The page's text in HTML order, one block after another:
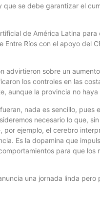
se debe garantizar el
de América Latina
Ríos con el apoyo del
advirtieron sobre un
los controles en las
aunque la provincia no
nada es sencillo,
necesario lo que,
ejemplo, el cerebro
Es la dopamina que
para que los
una jornada linda pero